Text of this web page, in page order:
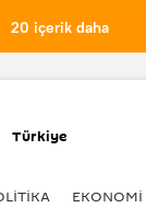
BM
20 içerik daha
Türkiye
EKONOMİ